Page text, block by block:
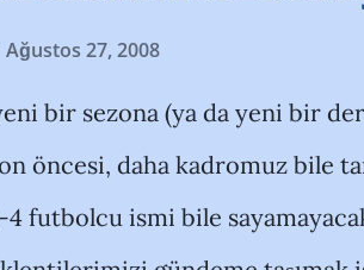
azdı. Oyuncu transferinde ilk
hareket edildi. Geçen senelere
takım yaratıldı.Kombine
taraftarın işin içine
kongre üyeliğinin
Ağustos 27, 2008
bir sezona (ya da yeni bir
öncesi, daha kadromuz bile
futbolcu ismi bile